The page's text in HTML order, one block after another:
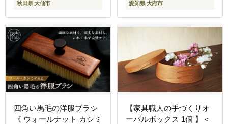
地 丈夫 すっきりデザイン
シンプル リラックス 透け
にくい]
秋田県 大仙市 愛知県 大府市
四角い馬毛の洋服ブラシ
《 ウォールナット カシミ
【家具職人の手づくりオ
ーバルボックス 1個 】＜